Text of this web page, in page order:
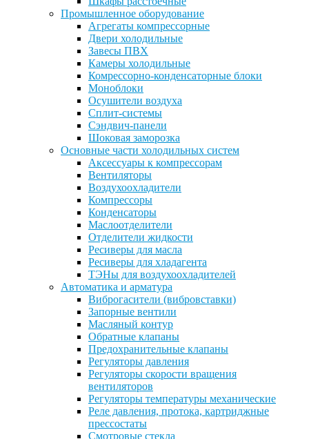
Промышленное оборудование
Агрегаты компрессорные
Двери холодильные
Завесы ПВХ
Камеры холодильные
Комрессорно-конденсаторные блоки
Моноблоки
Осушители воздуха
Сплит-системы
Сэндвич-панели
Шоковая заморозка
Основные части холодильных систем
Аксессуары к компрессорам
Вентиляторы
Воздухоохладители
Компрессоры
Конденсаторы
Маслоотделители
Отделители жидкости
Ресиверы для масла
Ресиверы для хладагента
ТЭНы для воздухоохладителей
Автоматика и арматура
Виброгасители (вибровставки)
Запорные вентили
Масляный контур
Обратные клапаны
Предохранительные клапаны
Регуляторы давления
Регуляторы скорости вращения
вентиляторов
Регуляторы температуры механические
Реле давления, протока, картриджные
прессостаты
Смотровые стекла